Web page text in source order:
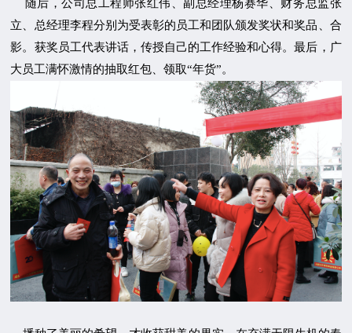
随后，公司总工程师张红伟、副总经理杨赛华、财务总监张
立、总经理李程分别为受表彰的员工和团队颁发奖状和奖品、合
影。获奖员工代表讲话，传授自己的工作经验和心得。最后，广
大员工满怀激情的抽取红包、领取“年货”。